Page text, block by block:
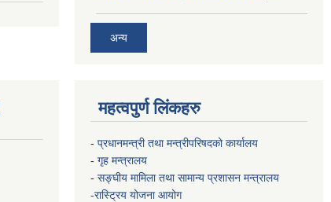
अन्य
महत्वपुर्ण लिंकहरु
- प्रधानमन्त्री तथा मन्त्रीपरिषदको कार्यालय
- गृह मन्त्रालय
- सङ्घीय मामिला तथा सामान्य प्रशासन मन्त्रालय
-रास्ट्रिय योजना आयोग